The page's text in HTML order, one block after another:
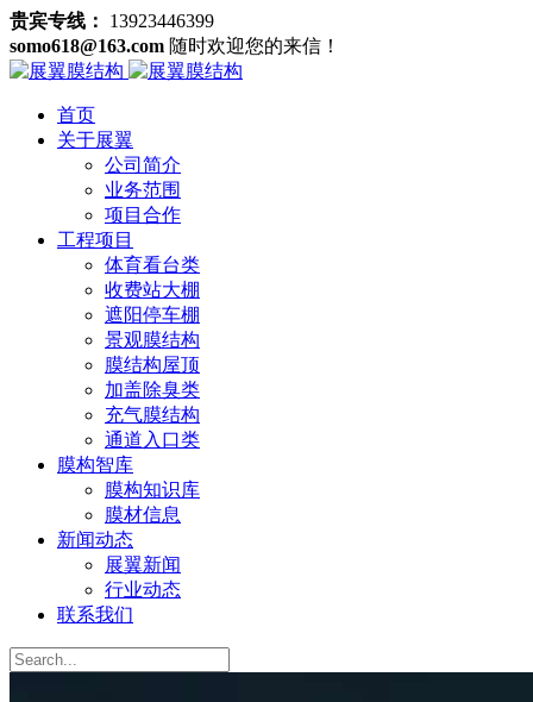
贵宾专线：
13923446399
somo618@163.com 随时欢迎您的来信！
首页
关于展翼
公司简介
业务范围
项目合作
工程项目
体育看台类
收费站大棚
遮阳停车棚
景观膜结构
膜结构屋顶
加盖除臭类
充气膜结构
通道入口类
膜构智库
膜构知识库
膜材信息
新闻动态
展翼新闻
行业动态
联系我们